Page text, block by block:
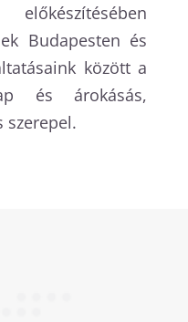
Budapesten és
között a
és árokásás,
szerepel.